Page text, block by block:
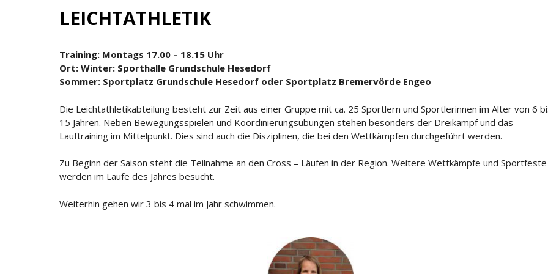
LEICHTATHLETIK
Training: Montags 17.00 – 18.15 Uhr
Ort: Winter: Sporthalle Grundschule Hesedorf
Sommer: Sportplatz Grundschule Hesedorf oder Sportplatz Bremervörde Engeo
Die Leichtathletikabteilung besteht zur Zeit aus einer Gruppe mit ca. 25 Sportlern und Sportlerinnen im Alter von 6
15 Jahren. Neben Bewegungsspielen und Koordinierungsübungen stehen besonders der Dreikampf und das
Lauftraining im Mittelpunkt. Dies sind auch die Disziplinen, die bei den Wettkämpfen durchgeführt werden.
Zu Beginn der Saison steht die Teilnahme an den Cross – Läufen in der Region. Weitere Wettkämpfe und Sportfeste
werden im Laufe des Jahres besucht.
Weiterhin gehen wir 3 bis 4 mal im Jahr schwimmen.